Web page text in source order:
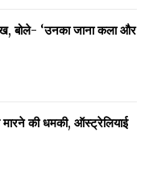
बोले- ‘उनका जाना कला और
की धमकी, ऑस्ट्रेलियाई